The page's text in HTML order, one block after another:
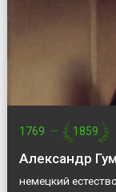
1769 — 1859
Александр
немецкий